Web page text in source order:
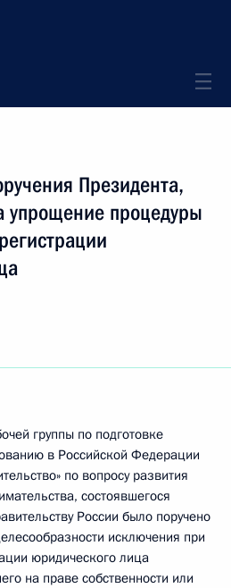
Президента,
упрощение процедуры
группы по подготовке
в Российской Федерации
по вопросу развития
состоявшегося
России было поручено
исключения при
юридического лица
на праве собственности или